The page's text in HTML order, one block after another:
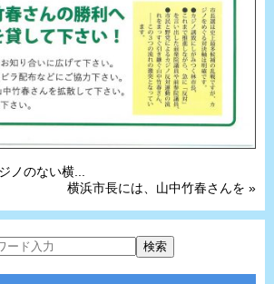
ノのない横...
横浜市長には、山中竹春さんを »